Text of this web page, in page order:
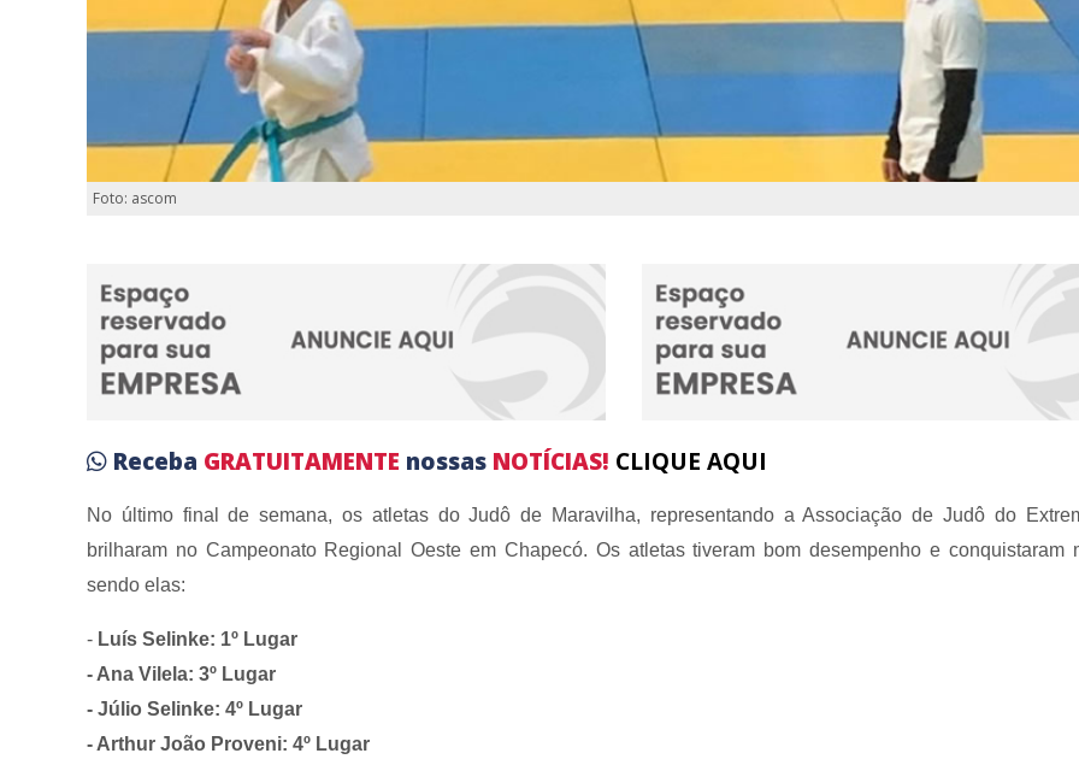
Foto: ascom
Receba GRATUITAMENTE nossas NOTÍCIAS! CLIQUE AQUI
No último final de semana, os atletas do Judô de Maravilha, representando a Associação de Judô do
brilharam no Campeonato Regional Oeste em Chapecó. Os atletas tiveram bom desempenho e conquistaram
sendo elas:
- Luís Selinke: 1º Lugar
- Ana Vilela: 3º Lugar
- Júlio Selinke: 4º Lugar
- Arthur João Proveni: 4º Lugar